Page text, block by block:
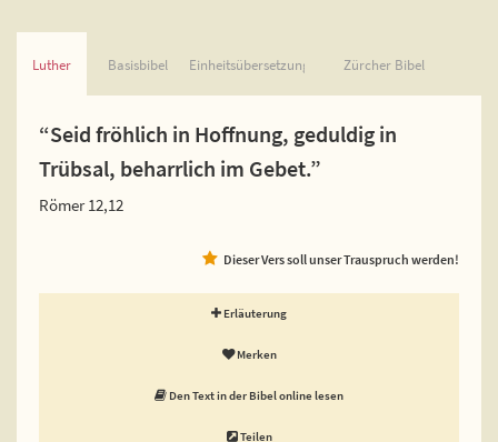
Luther Basisbibel Einheitsübersetzung Zürcher Bibel
“Seid fröhlich in Hoffnung, geduldig in
Trübsal, beharrlich im Gebet.”
Römer 12,12
Dieser Vers soll unser Trauspruch werden!
Erläuterung
Merken
Den Text in der Bibel online lesen
Teilen